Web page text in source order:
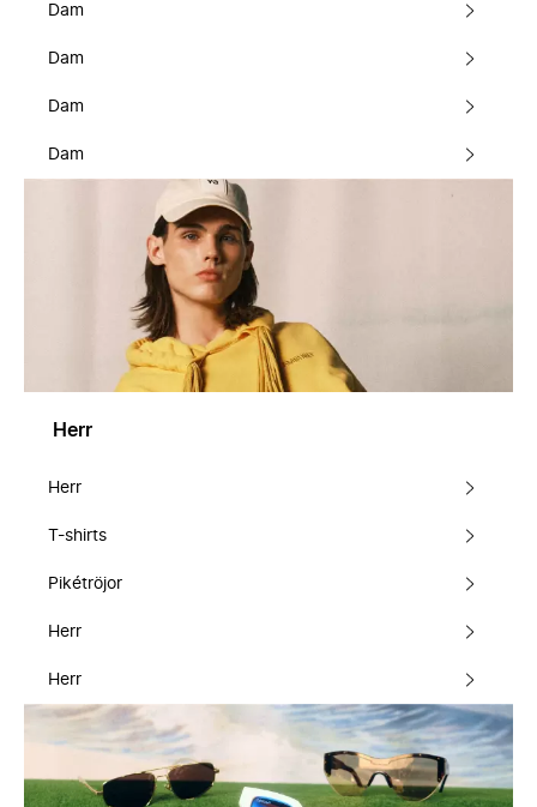
Dam
Dam
Dam
Dam
Herr
Herr
T-shirts
Pikétröjor
Herr
Herr